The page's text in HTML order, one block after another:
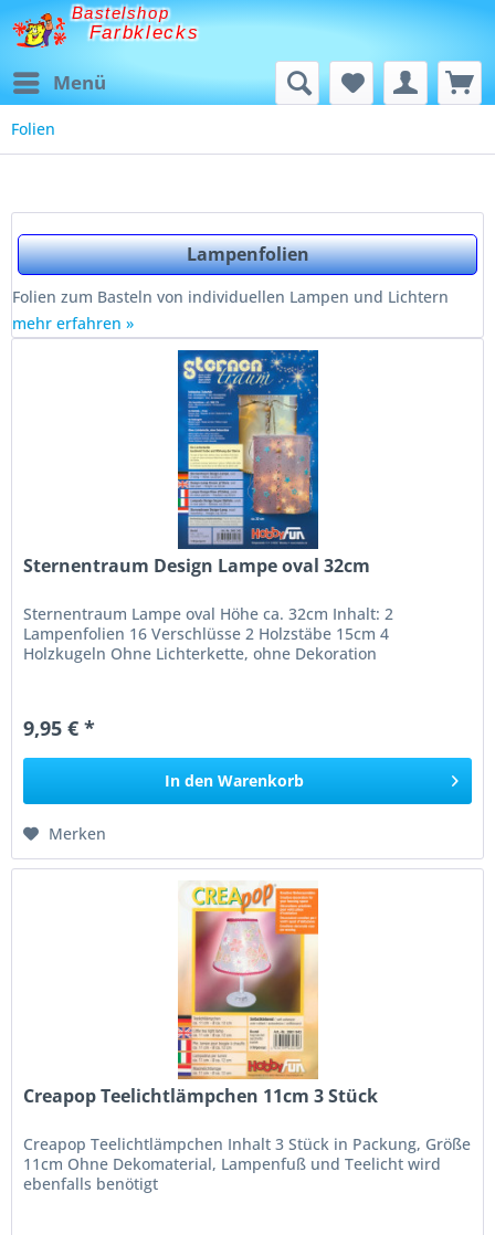
Bastelshop
Farbklecks
Menü
Folien
Lampenfolien
Folien zum Basteln von individuellen Lampen und Lichtern
mehr erfahren »
Sternentraum Design Lampe oval 32cm
Sternentraum Lampe oval Höhe ca. 32cm Inhalt: 2
Lampenfolien 16 Verschlüsse 2 Holzstäbe 15cm 4
Holzkugeln Ohne Lichterkette, ohne Dekoration
9,95 € *
In den Warenkorb
Merken
Creapop Teelichtlämpchen 11cm 3 Stück
Creapop Teelichtlämpchen Inhalt 3 Stück in Packung, Größe
11cm Ohne Dekomaterial, Lampenfuß und Teelicht wird
ebenfalls benötigt